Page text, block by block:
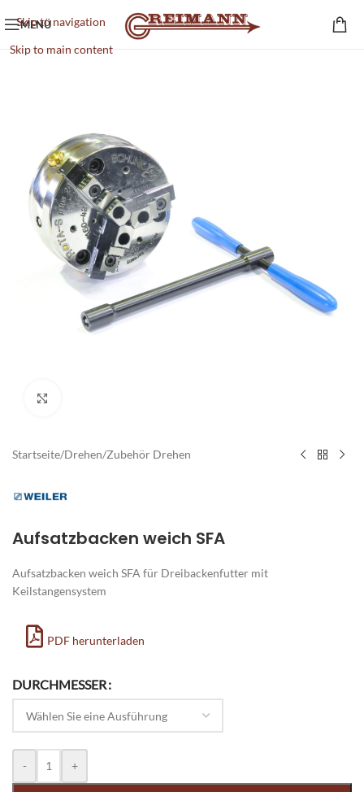
Skip to navigation
Skip to main content
MENÜ
Startseite/Drehen/Zubehör Drehen
Aufsatzbacken weich SFA
Aufsatzbacken weich SFA für Dreibackenfutter mit
Keilstangensystem
PDF herunterladen
DURCHMESSER
- +
Alternative: